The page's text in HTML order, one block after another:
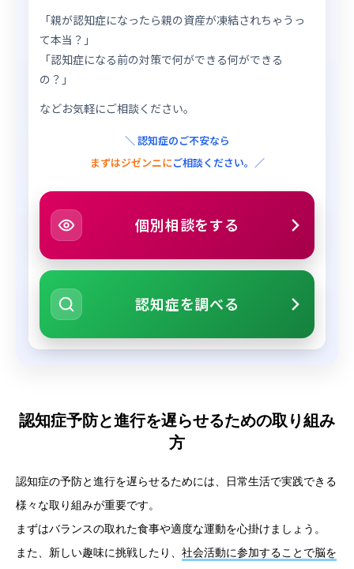
「親が認知症になったら親の資産が凍結されちゃうっ
て本当？」
「認知症になる前の対策で何ができる何ができる
の？」
などお気軽にご相談ください。
＼ 認知症のご不安なら
まずはジゼンニにご相談ください。／
個別相談をする
認知症を調べる
認知症予防と進行を遅らせるための取り組み
方
認知症の予防と進行を遅らせるためには、日常生活で実践できる
様々な取り組みが重要です。
まずはバランスの取れた食事や適度な運動を心掛けましょう。
また、新しい趣味に挑戦したり、 社会活動に参加することで脳を